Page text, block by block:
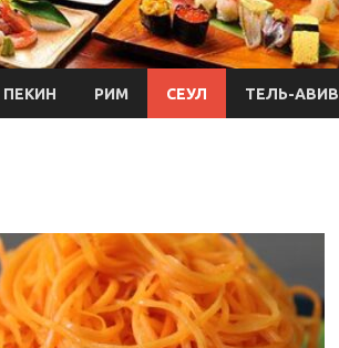
ПЕКИН РИМ СЕУЛ ТЕЛЬ-АВИВ